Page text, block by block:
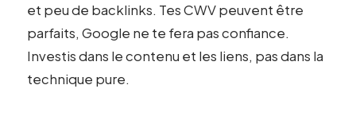
et peu de backlinks. Tes CWV peuvent être
parfaits, Google ne te fera pas confiance.
Investis dans le contenu et les liens, pas dans la
technique pure.